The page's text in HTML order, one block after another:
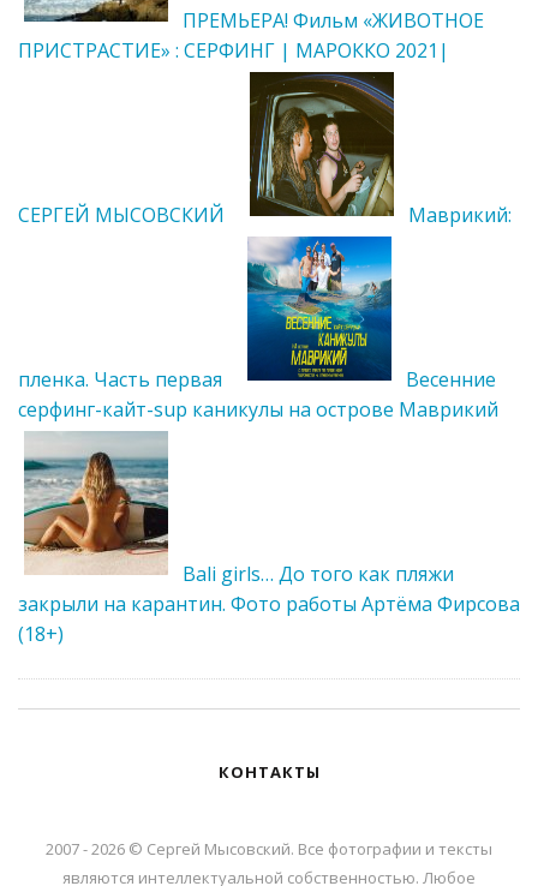
ПРЕМЬЕРА! Фильм «ЖИВОТНОЕ
ПРИСТРАСТИЕ» : СЕРФИНГ | МАРОККО 2021|
СЕРГЕЙ МЫСОВСКИЙ Маврикий:
пленка. Часть первая
Весенние
серфинг-кайт-sup каникулы на острове Маврикий
Bali girls… До того как пляжи
закрыли на карантин. Фото работы Артёма Фирсова
(18+)
КОНТАКТЫ
2007 - 2026 © Сергей Мысовский. Все фотографии и тексты
являются интеллектуальной собственностью. Любое